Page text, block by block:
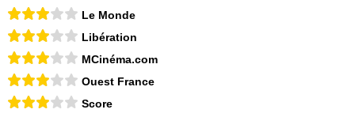
Le Monde
Libération
MCinéma.com
Ouest France
Score